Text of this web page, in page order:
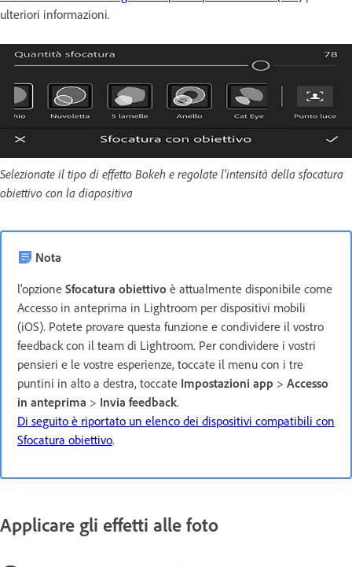
ulteriori informazioni.
Selezionate il tipo di effetto Bokeh e regolate l'intensità della sfocatura
obiettivo con la diapositiva
Nota
l'opzione Sfocatura obiettivo è attualmente disponibile come
Accesso in anteprima in Lightroom per dispositivi mobili
(iOS). Potete provare questa funzione e condividere il vostro
feedback con il team di Lightroom. Per condividere i vostri
pensieri e le vostre esperienze, toccate il menu con i tre
puntini in alto a destra, toccate Impostazioni app > Accesso
in anteprima > Invia feedback.
Di seguito è riportato un elenco dei dispositivi compatibili con
Sfocatura obiettivo.
Applicare gli effetti alle foto